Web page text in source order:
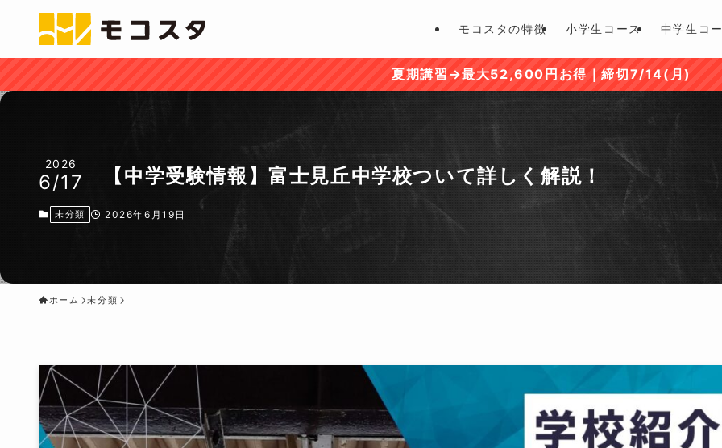
モコスタの特徴 小学生コース 中学生コ
夏期講習→最大52,600円お得｜締切7/14(月)
【中学受験情報】富士見丘中学校ついて詳しく解説！
2026
6/17
未分類 2026年6月19日
ホーム 未分類